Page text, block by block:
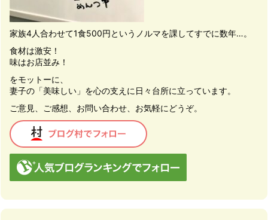
家族4人合わせて1食500円というノルマを課してすでに数年…。
食材は激安！
味はお店並み！
をモットーに、
妻子の「美味しい」を心の支えに日々台所に立っています。
ご意見、ご感想、お問い合わせ、お気軽にどうぞ。